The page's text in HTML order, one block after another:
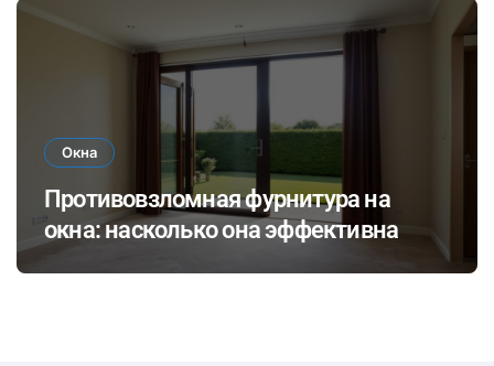
Окна
Противовзломная фурнитура на
окна: насколько она эффективна